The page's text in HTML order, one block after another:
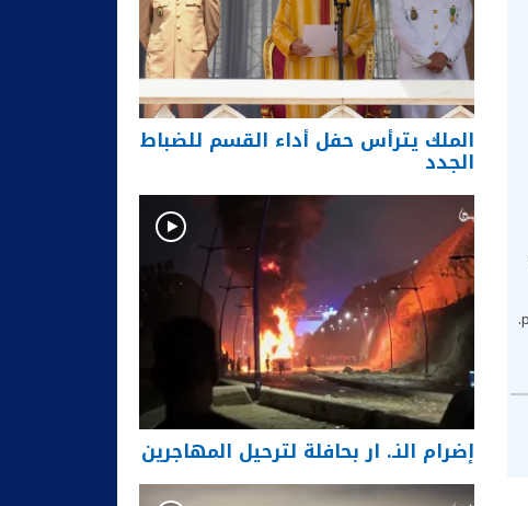
.
الملك يترأس حفل أداء القسم للضباط
الجدد
إضرام النـ. ار بحافلة لترحيل المهاجرين